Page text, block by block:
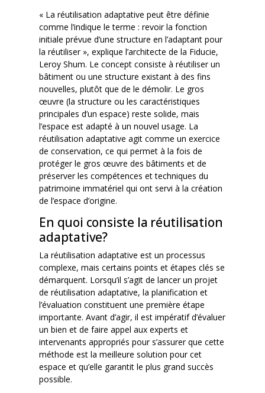
« La réutilisation adaptative peut être définie
comme l’indique le terme : revoir la fonction
initiale prévue d’une structure en l’adaptant pour
la réutiliser », explique l’architecte de la Fiducie,
Leroy Shum. Le concept consiste à réutiliser un
bâtiment ou une structure existant à des fins
nouvelles, plutôt que de le démolir. Le gros
œuvre (la structure ou les caractéristiques
principales d’un espace) reste solide, mais
l’espace est adapté à un nouvel usage. La
réutilisation adaptative agit comme un exercice
de conservation, ce qui permet à la fois de
protéger le gros œuvre des bâtiments et de
préserver les compétences et techniques du
patrimoine immatériel qui ont servi à la création
de l’espace d’origine.
En quoi consiste la réutilisation
adaptative?
La réutilisation adaptative est un processus
complexe, mais certains points et étapes clés se
démarquent. Lorsqu’il s’agit de lancer un projet
de réutilisation adaptative, la planification et
l’évaluation constituent une première étape
importante. Avant d’agir, il est impératif d’évaluer
un bien et de faire appel aux experts et
intervenants appropriés pour s’assurer que cette
méthode est la meilleure solution pour cet
espace et qu’elle garantit le plus grand succès
possible.